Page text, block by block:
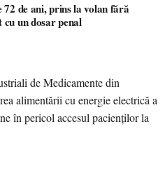
de ani, prins la volan fără
un dosar penal